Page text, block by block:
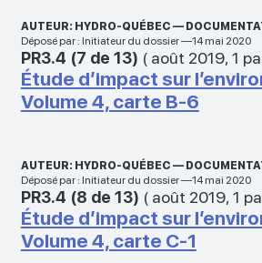
AUTEUR: HYDRO-QUÉBEC —
Déposé par : Initiateur du dossier —14 mai 2020
PR3.4 (7 de 13) ( août 2019, 1
Étude d’impact sur
Volume 4, carte B-6
AUTEUR: HYDRO-QUÉBEC —
Déposé par : Initiateur du dossier —14 mai 2020
PR3.4 (8 de 13) ( août 2019, 1
Étude d’impact sur
Volume 4, carte C-1